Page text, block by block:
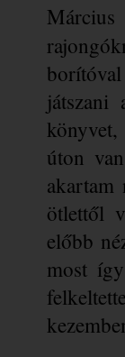
borítóval
úton
ötlettől
előbb
most